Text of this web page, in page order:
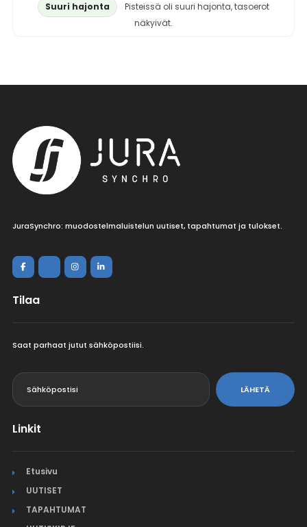
Suuri hajonta
Pisteissä oli suuri hajonta, tasoerot
näkyivät.
JuraSynchro: muodostelmaluistelun uutiset, tapahtumat ja tulokset.
Tilaa
Saat parhaat jutut sähköpostiisi.
LÄHETÄ
Linkit
Etusivu
UUTISET
TAPAHTUMAT